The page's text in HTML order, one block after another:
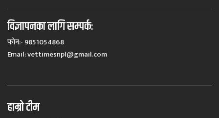
विज्ञापनका लागि सम्पर्कः
फोन:- 9851054868
Email:vettimesnpl@gmail.com
हाम्रो टीम